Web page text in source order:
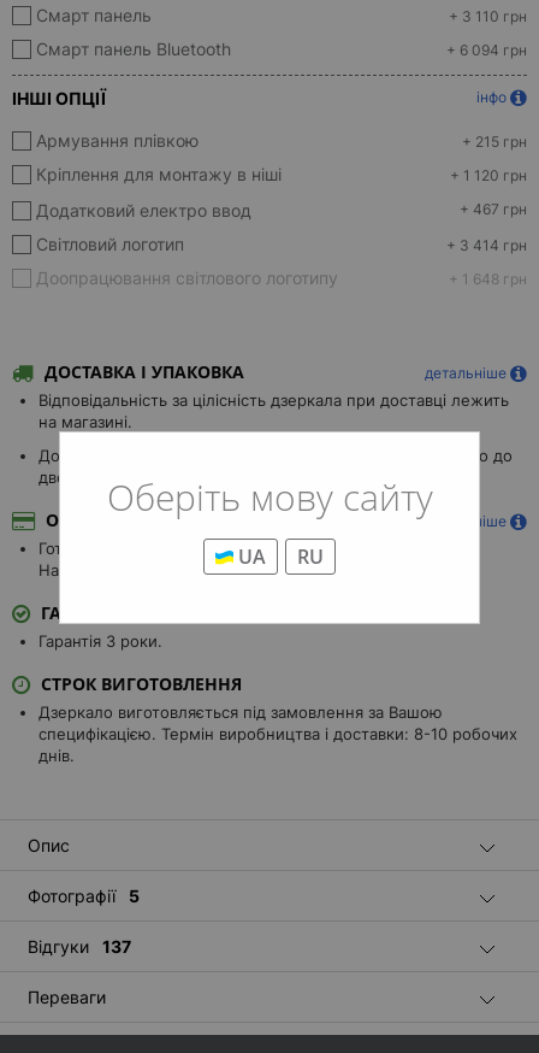
Оберіть мову сайту
UA RU
Смарт панель + 3 110 грн
Смарт панель Bluetooth + 6 094 грн
ІНШІ ОПЦІЇ інфо
Армування плівкою + 215 грн
Кріплення для монтажу в ніші + 1 120 грн
Додатковий електро ввод + 467 грн
Світловий логотип + 3 414 грн
Доопрацювання світлового логотипу + 1 648 грн
ДОСТАВКА І УПАКОВКА детальніше
Відповідальність за цілісність дзеркала при доставці лежить
на магазині.
Доставка Новою поштою до складу (БЕЗКОШТОВНО) або до
дверей.
ОПЛАТА детальніше
Готівкою, Безготівковий спосіб оплати, Visa/MasterCard,
Накладений платіж.
ГАРАНТІЯ
Гарантія 3 роки.
СТРОК ВИГОТОВЛЕННЯ
Дзеркало виготовляється під замовлення за Вашою
специфікацією. Термін виробництва і доставки: 8-10 робочих
днів.
Опис
Фотографії 5
Відгуки 137
Переваги